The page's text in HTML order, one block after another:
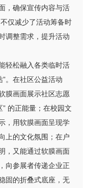
，确保宣传内容与活
仅减少了活动筹备时
调整需求，提升活动
轻松融入各类临时活
。在社区公益活动
膜画面展示社区志愿
的正能量；在校园文
，用软膜画面呈现学
上的文化氛围；在户
，又能通过软膜画面
向参展者传递企业正
固的折叠式底座，无